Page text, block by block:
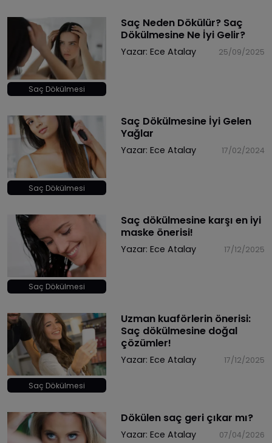
Saç Dökülmesi
Saç Neden Dökülür? Saç
Dökülmesine Ne İyi Gelir?
Yazar: Ece Atalay 25/09/2025
Saç Dökülmesi
Saç Dökülmesine İyi Gelen
Yağlar
Yazar: Ece Atalay 17/02/2024
Saç Dökülmesi
Saç dökülmesine karşı en iyi
maske önerisi!
Yazar: Ece Atalay 17/12/2025
Saç Dökülmesi
Uzman kuaförlerin önerisi:
Saç dökülmesine doğal
çözümler!
Yazar: Ece Atalay 17/12/2025
Dökülen saç geri çıkar mı?
Yazar: Ece Atalay 07/04/2026